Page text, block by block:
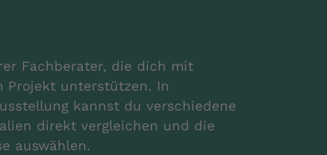
Fachberater, die dich mit
Projekt unterstützen. In
kannst du verschiedene
direkt vergleichen und die
auswählen.